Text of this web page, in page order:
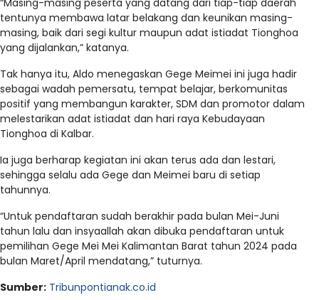
tentunya membawa latar belakang dan keunikan masing-
masing, baik dari segi kultur maupun adat istiadat Tionghoa
yang dijalankan,” katanya.
Tak hanya itu, Aldo menegaskan Gege Meimei ini juga hadir
sebagai wadah pemersatu, tempat belajar, berkomunitas
positif yang membangun karakter, SDM dan promotor dalam
melestarikan adat istiadat dan hari raya Kebudayaan
Tionghoa di Kalbar.
Ia juga berharap kegiatan ini akan terus ada dan lestari,
sehingga selalu ada Gege dan Meimei baru di setiap
tahunnya.
“Untuk pendaftaran sudah berakhir pada bulan Mei-Juni
tahun lalu dan insyaallah akan dibuka pendaftaran untuk
pemilihan Gege Mei Mei Kalimantan Barat tahun 2024 pada
bulan Maret/April mendatang,” tuturnya.
Sumber: Tribunpontianak.co.id